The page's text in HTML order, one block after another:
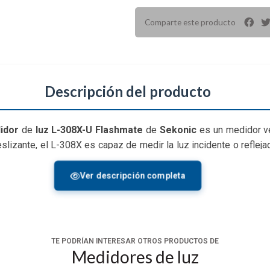
Comparte este producto
Descripción del producto
de luz L-308X-U Flashmatede Sekonic es un medidor
el L-308X es capaz de medir la luz incidente o
100, trabajando con tiempos de exposición tan bajos
de PC y una opción de medición de flash inalámbrica. El L-
Ver descripción completa
TE PODRÍAN INTERESAR OTROS PRODUCTOS DE
Medidores de luz